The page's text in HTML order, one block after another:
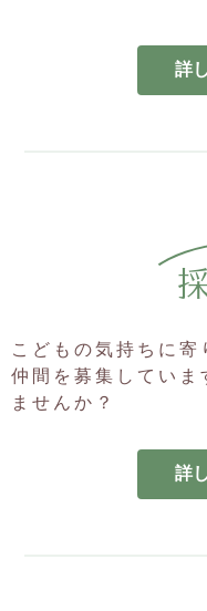
１１月の一時保育は定員
１１月ふれあいのもり「
11月のわんぱくのもり「
本日のわんぱくのもり「
す。
2024.09.30
園見学について
１０月１０日（木）１０
詳
こどもの気持ちに寄
仲間を募集していま
ませんか？
詳